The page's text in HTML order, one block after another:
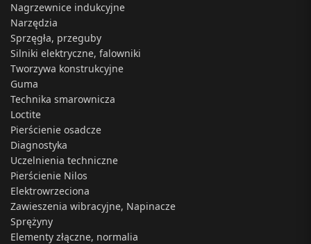
Nagrzewnice indukcyjne
Narzędzia
Sprzęgła, przeguby
Silniki elektryczne, falowniki
Tworzywa konstrukcyjne
Guma
Technika smarownicza
Loctite
Pierścienie osadcze
Diagnostyka
Uczelnienia techniczne
Pierścienie Nilos
Elektrowrzeciona
Zawieszenia wibracyjne, Napinacze
Sprężyny
Elementy złączne, normalia